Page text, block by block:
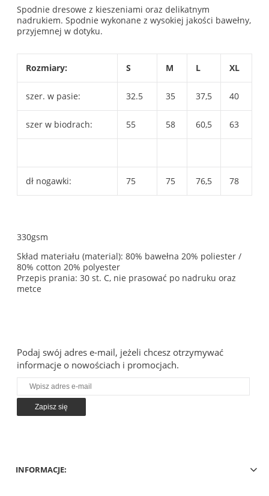
Spodnie dresowe z kieszeniami oraz delikatnym
nadrukiem. Spodnie wykonane z wysokiej jakości bawełny,
przyjemnej w dotyku.
Rozmiary: S M L XL
szer. w pasie: 32.5 35 37,5 40
szer w biodrach: 55 58 60,5 63
dł nogawki: 75 75 76,5 78
330gsm
Skład materiału (material): 80% bawełna 20% poliester /
80% cotton 20% polyester
Przepis prania: 30 st. C, nie prasować po nadruku oraz
metce
Podaj swój adres e-mail, jeżeli chcesz otrzymywać
informacje o nowościach i promocjach.
Zapisz się
INFORMACJE: